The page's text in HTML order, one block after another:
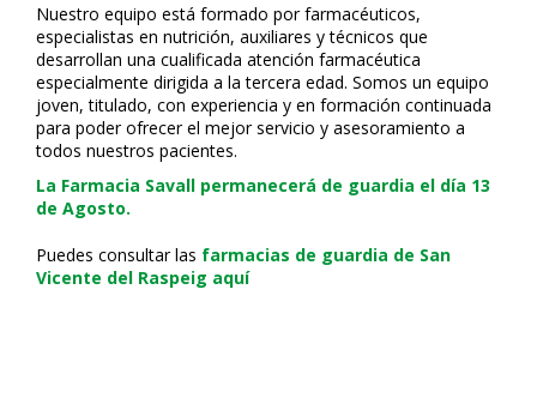
Nuestro equipo está formado por farmacéuticos,
especialistas en nutrición, auxiliares y técnicos que
desarrollan una cualificada atención farmacéutica
especialmente dirigida a la tercera edad. Somos un equipo
joven, titulado, con experiencia y en formación continuada
para poder ofrecer el mejor servicio y asesoramiento a
todos nuestros pacientes.
La Farmacia Savall permanecerá de guardia el día 13
de Agosto.
Puedes consultar las farmacias de guardia de San
Vicente del Raspeig aquí